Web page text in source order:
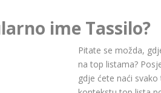
ime Tassilo?
Pitate se možda,
na top listama?
gdje ćete naći